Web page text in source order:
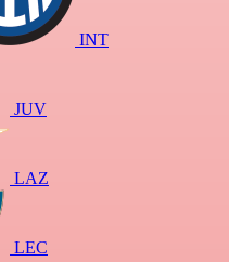
INT
JUV
LAZ
LEC